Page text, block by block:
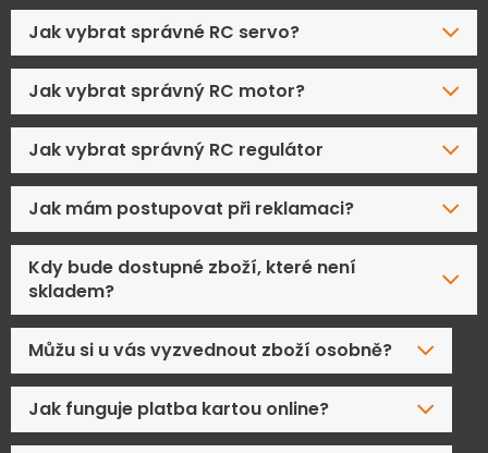
Jak vybrat správné RC servo?
Jak vybrat správný RC motor?
Jak vybrat správný RC regulátor
Jak mám postupovat při reklamaci?
Kdy bude dostupné zboží, které není
skladem?
Můžu si u vás vyzvednout zboží osobně?
Jak funguje platba kartou online?